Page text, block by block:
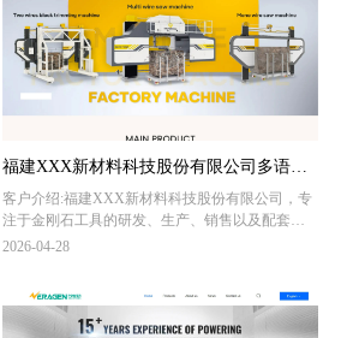
福建XXX新材料科技股份有限公司多语种
外贸网站建设
客户介绍:福建XXX新材料科技股份有限公司，专
注于金刚石工具的研发、生产、销售以及配套服
务，在石材工业领域、形成了系列化、智能化的
石材机械。
项目介绍:公司为其提供多达15个多语种外贸网站
2026-04-28